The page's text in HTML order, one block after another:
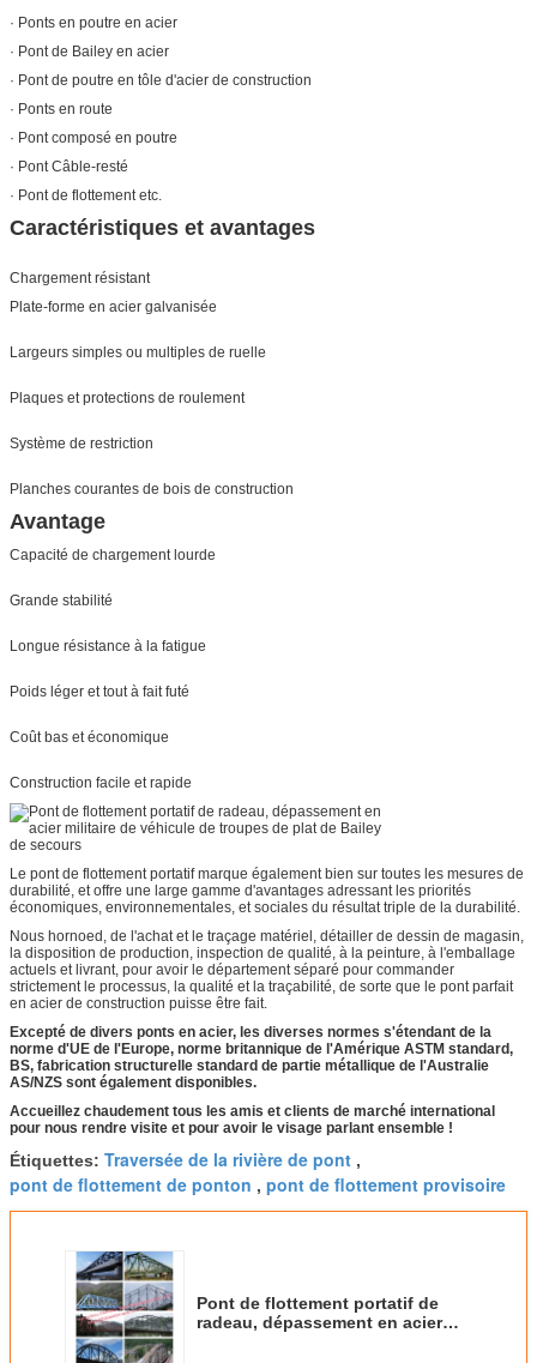
· Ponts en poutre en acier
· Pont de Bailey en acier
· Pont de poutre en tôle d'acier de construction
· Ponts en route
· Pont composé en poutre
· Pont Câble-resté
· Pont de flottement etc.
Caractéristiques et avantages
Chargement résistant
Plate-forme en acier galvanisée
Largeurs simples ou multiples de ruelle
Plaques et protections de roulement
Système de restriction
Planches courantes de bois de construction
Avantage
Capacité de chargement lourde
Grande stabilité
Longue résistance à la fatigue
Poids léger et tout à fait futé
Coût bas et économique
Construction facile et rapide
Le pont de flottement portatif marque également bien sur toutes les mesures de
durabilité, et offre une large gamme d'avantages adressant les priorités
économiques, environnementales, et sociales du résultat triple de la durabilité.
Nous hornoed, de l'achat et le traçage matériel, détailler de dessin de magasin,
la disposition de production, inspection de qualité, à la peinture, à l'emballage
actuels et livrant, pour avoir le département séparé pour commander
strictement le processus, la qualité et la traçabilité, de sorte que le pont parfait
en acier de construction puisse être fait.
Excepté de divers ponts en acier, les diverses normes s'étendant de la
norme d'UE de l'Europe, norme britannique de l'Amérique ASTM standard,
BS, fabrication structurelle standard de partie métallique de l'Australie
AS/NZS sont également disponibles.
Accueillez chaudement tous les amis et clients de marché international
pour nous rendre visite et pour avoir le visage parlant ensemble !
Étiquettes: Traversée de la rivière de pont ,
pont de flottement de ponton , pont de flottement provisoire
Pont de flottement portatif de
radeau, dépassement en acier